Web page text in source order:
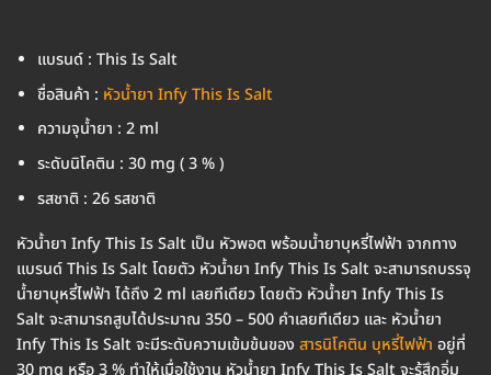
แบรนด์ : This Is Salt
ชื่อสินค้า : หัวน้ำยา Infy This Is Salt
ความจุน้ำยา : 2 ml
ระดับนิโคติน : 30 mg ( 3 % )
รสชาติ : 26 รสชาติ
หัวน้ำยา Infy This Is Salt เป็น หัวพอต พร้อมน้ำยาบุหรี่ไฟฟ้า จากทาง
แบรนด์ This Is Salt โดยตัว หัวน้ำยา Infy This Is Salt จะสามารถบรรจุ
น้ำยาบุหรี่ไฟฟ้า ได้ถึง 2 ml เลยทีเดียว โดยตัว หัวน้ำยา Infy This Is
Salt จะสามารถสูบได้ประมาณ 350 – 500 คำเลยทีเดียว และ หัวน้ำยา
Infy This Is Salt จะมีระดับความเข้มข้นของ สารนิโคติน บุหรี่ไฟฟ้า อยู่ที่